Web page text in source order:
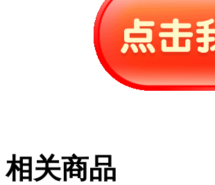
相关商品